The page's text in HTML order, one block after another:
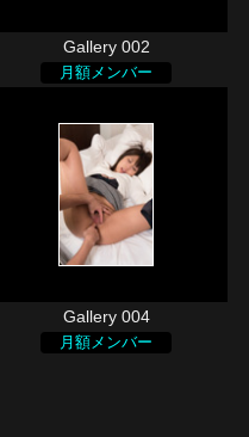
Gallery 002
月額メンバー
Gallery 004
月額メンバー